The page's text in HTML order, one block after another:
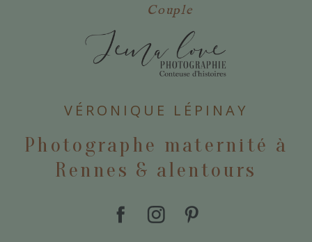
Couple
VÉRONIQUE LÉPINAY
Photographe maternité à
Rennes & alentours